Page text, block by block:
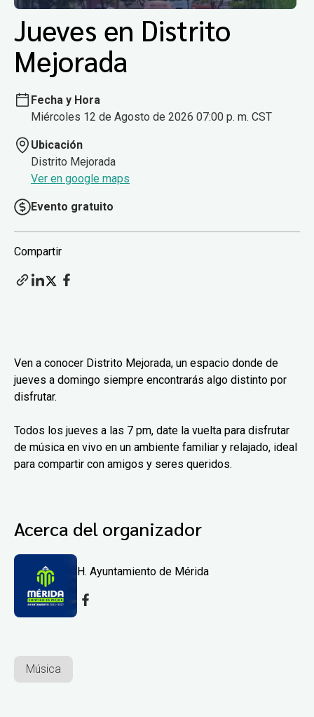
Jueves en Distrito
Mejorada
Fecha y Hora
Miércoles 12 de Agosto de 2026 07:00 p. m. CST
Ubicación
Distrito Mejorada
Ver en google maps
Evento gratuito
Compartir
Ven a conocer Distrito Mejorada, un espacio donde de
jueves a domingo siempre encontrarás algo distinto por
disfrutar.
Todos los jueves a las 7 pm, date la vuelta para disfrutar
de música en vivo en un ambiente familiar y relajado, ideal
para compartir con amigos y seres queridos.
Acerca del organizador
H. Ayuntamiento de Mérida
Música